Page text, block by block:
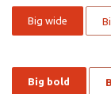
Big wide
Big bold